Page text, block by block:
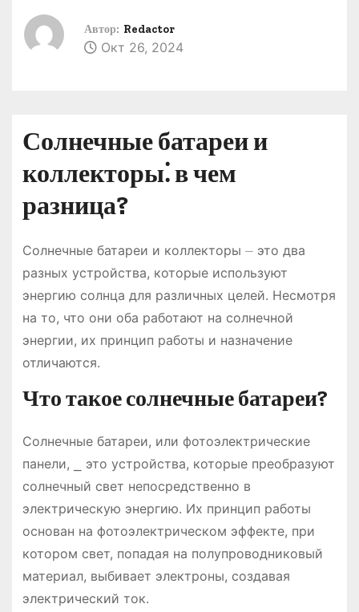
Автор: Redactor
Окт 26, 2024
Солнечные батареи и
коллекторы⁚ в чем
разница?
Солнечные батареи и коллекторы ⏤ это два
разных устройства, которые используют
энергию солнца для различных целей. Несмотря
на то, что они оба работают на солнечной
энергии, их принцип работы и назначение
отличаются.
Что такое солнечные батареи?
Солнечные батареи, или фотоэлектрические
панели, ⎯ это устройства, которые преобразуют
солнечный свет непосредственно в
электрическую энергию. Их принцип работы
основан на фотоэлектрическом эффекте, при
котором свет, попадая на полупроводниковый
материал, выбивает электроны, создавая
электрический ток.